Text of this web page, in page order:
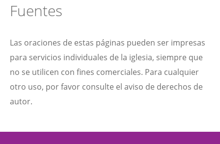
Fuentes
Las oraciones de estas páginas pueden ser impresas
para servicios individuales de la iglesia, siempre que
no se utilicen con fines comerciales. Para cualquier
otro uso, por favor consulte el aviso de derechos de
autor.